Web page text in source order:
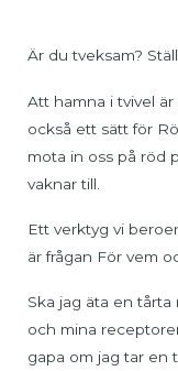
Är du tveksam?
Att hamna i tvivel
också ett sätt för
mota in oss på röd
vaknar till.
Ett verktyg vi
är frågan För vem
Ska jag äta en
och mina
gapa om jag tar en